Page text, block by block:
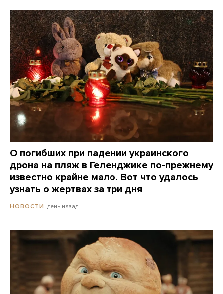
О погибших при падении украинского
дрона на пляж в Геленджике по-прежнему
известно крайне мало. Вот что удалось
узнать о жертвах за три дня
НОВОСТИ день назад